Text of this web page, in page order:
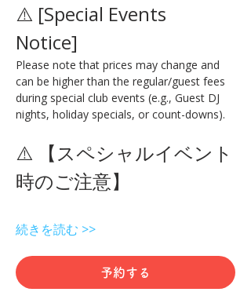
⚠️ [Special Events
Notice]
Please note that prices may change and
can be higher than the regular/guest fees
during special club events (e.g., Guest DJ
nights, holiday specials, or count-downs).
⚠️ 【スペシャルイベント
時のご注意】
続きを読む >>
予約する